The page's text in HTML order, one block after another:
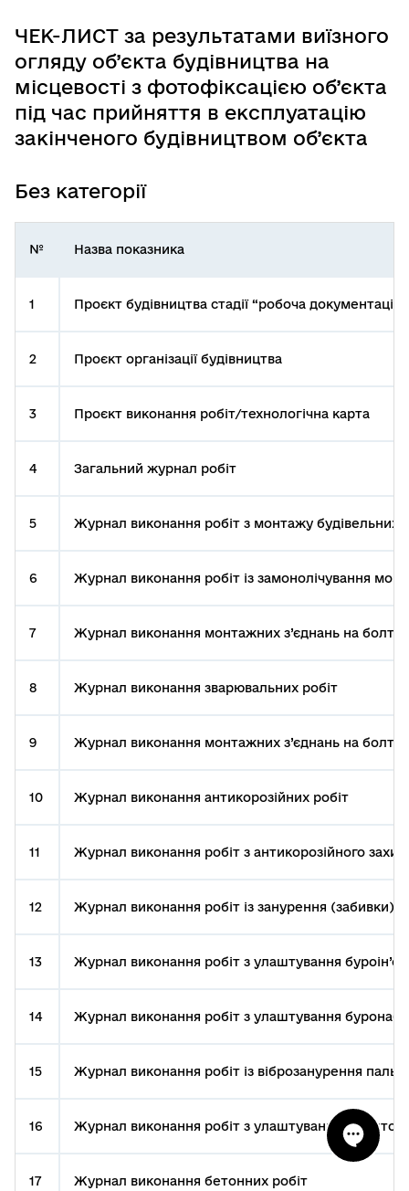
ЧЕК-ЛИСТ за результатами виїзного
огляду об’єкта будівництва на
місцевості з фотофіксацією об’єкта
під час прийняття в експлуатацію
закінченого будівництвом об’єкта
Без категорії
№ Назва показника
1 Проєкт будівництва стадії “робоча
2 Проєкт організації будівництва
3 Проєкт виконання робіт/технологічна карта
4 Загальний журнал робіт
5 Журнал виконання робіт з монтажу будівельних
6 Журнал виконання робіт із замонолічування
7 Журнал виконання монтажних з’єднань на
8 Журнал виконання зварювальних робіт
9 Журнал виконання монтажних з’єднань на
10 Журнал виконання антикорозійних робіт
11 Журнал виконання робіт з антикорозійного
12 Журнал виконання робіт із занурення (забивки)
13 Журнал виконання робіт з улаштування
14 Журнал виконання робіт з улаштування
15 Журнал виконання робіт із віброзанурення паль
16 Журнал виконання робіт з улаштування
17 Журнал виконання бетонних робіт